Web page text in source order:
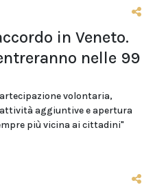
in Veneto.
nelle 99
volontaria,
aggiuntive e apertura
più vicina ai cittadini"